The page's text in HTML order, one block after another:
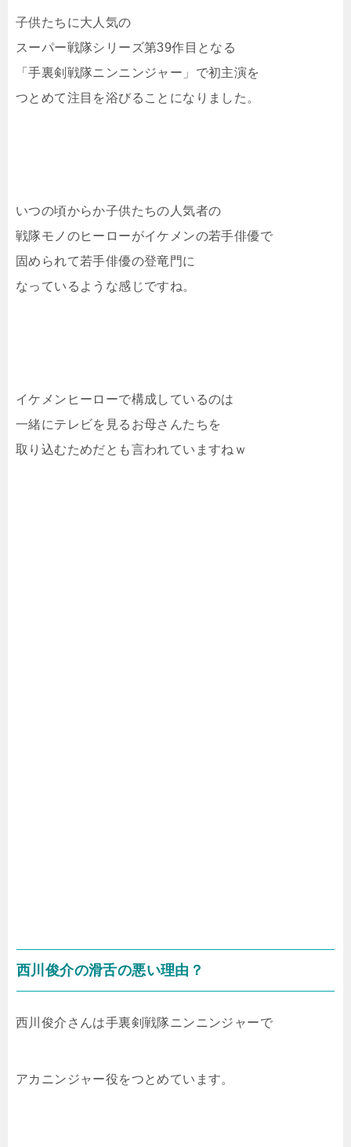
子供たちに大人気の
スーパー戦隊シリーズ第39作目となる
「手裏剣戦隊ニンニンジャー」で初主演を
つとめて注目を浴びることになりました。
いつの頃からか子供たちの人気者の
戦隊モノのヒーローがイケメンの若手俳優で
固められて若手俳優の登竜門に
なっているような感じですね。
イケメンヒーローで構成しているのは
一緒にテレビを見るお母さんたちを
取り込むためだとも言われていますねｗ
西川俊介の滑舌の悪い理由？
西川俊介さんは手裏剣戦隊ニンニンジャーで
アカニンジャー役をつとめています。